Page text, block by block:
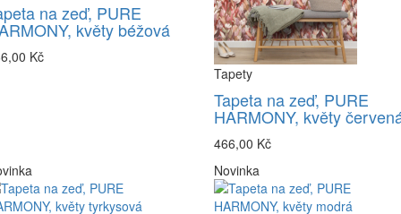
na zeď, PURE
květy béžová
Kč
Tapety
Tapeta na zeď, PURE
HARMONY, květy
466,00 Kč
Novinka